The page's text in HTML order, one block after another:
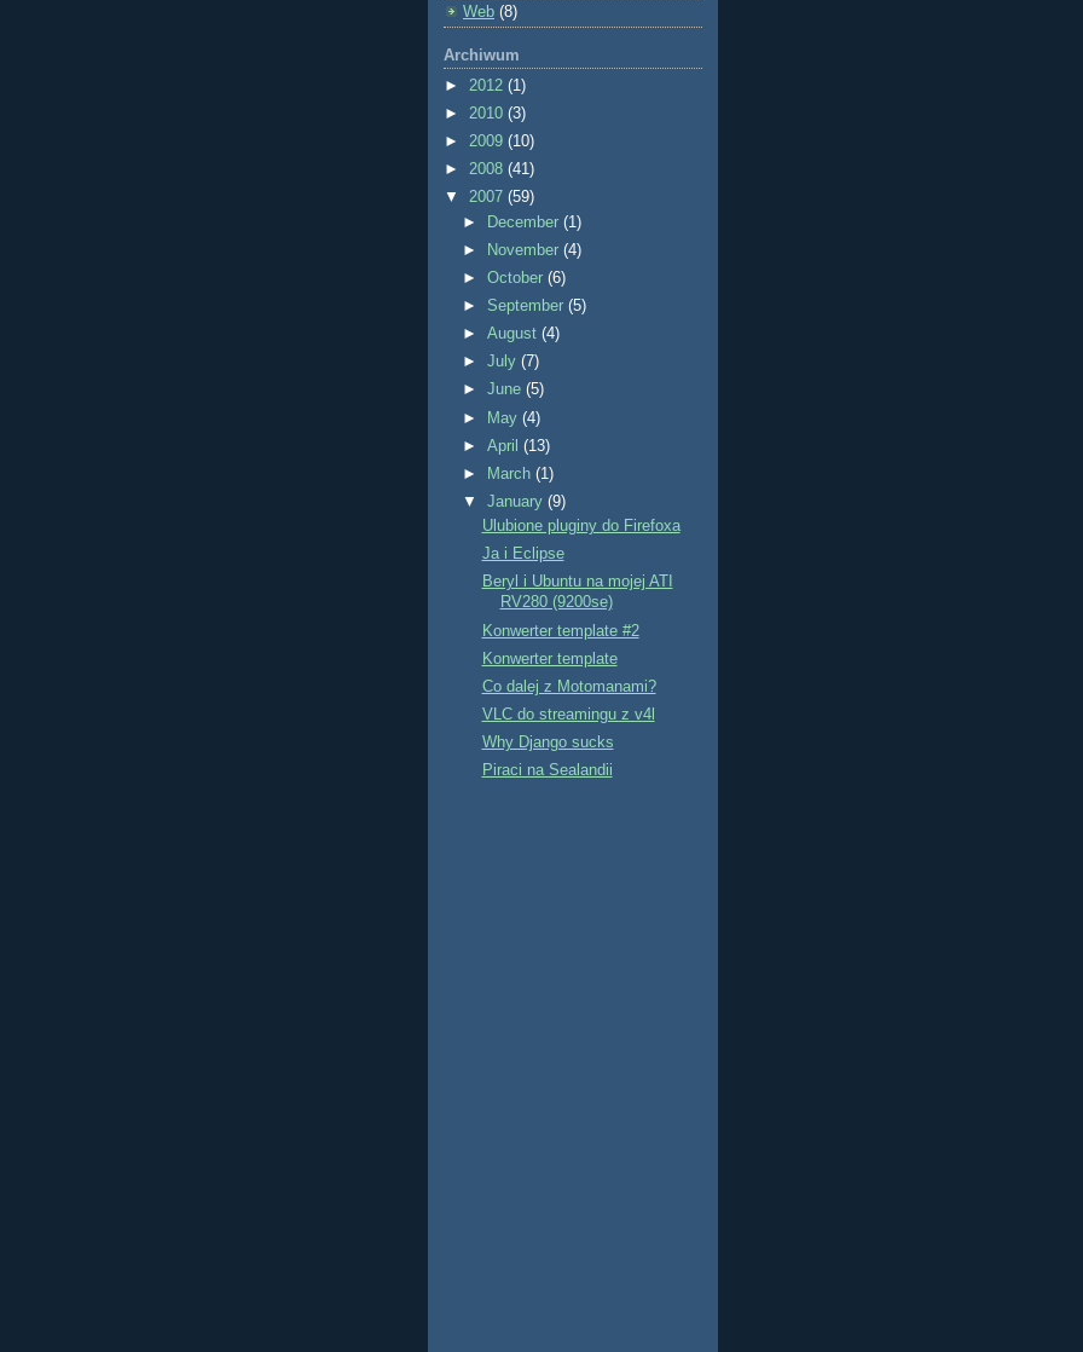
Web (8)
Archiwum
► 2012 (1)
► 2010 (3)
► 2009 (10)
► 2008 (41)
▼ 2007 (59)
►
December(1)
►
November(4)
►October(6)
► September(5)
►August(4)
►July(7)
►June(5)
►
May(4)
►April(13)
►
March(1)
▼January(9)
Ulubione pluginy do Firefoxa
Ja i Eclipse
Beryl i Ubuntu na mojej ATI
RV280 (9200se)
Konwerter template #2
Konwerter template
Co dalej z Motomanami?
VLC do streamingu z v4l
Why Django sucks
Piraci na Sealandii